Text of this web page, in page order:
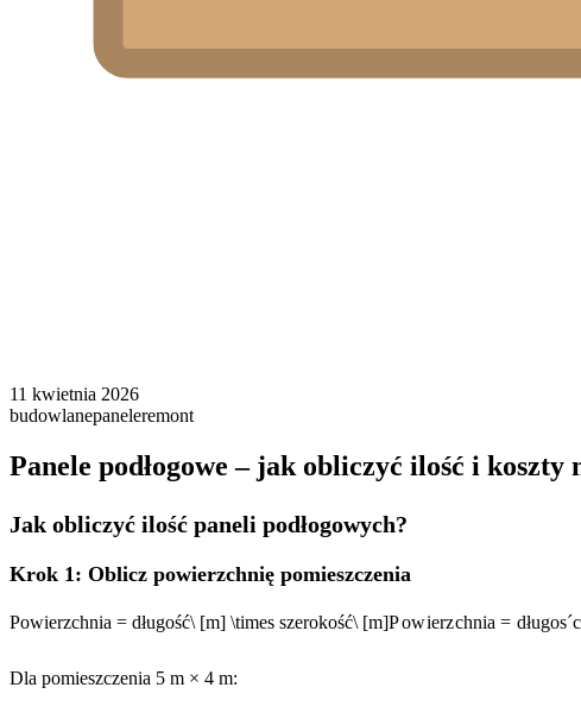
11 kwietnia 2026
budowlanepaneleremont
Panele podłogowe – jak obliczyć ilość i koszty
Jak obliczyć ilość paneli podłogowych?
Krok 1: Oblicz powierzchnię pomieszczenia
Powierzchnia = długość\ [m] \times szerokość\ [m]Powierzchnia = długosˊc
Dla pomieszczenia 5 m × 4 m: